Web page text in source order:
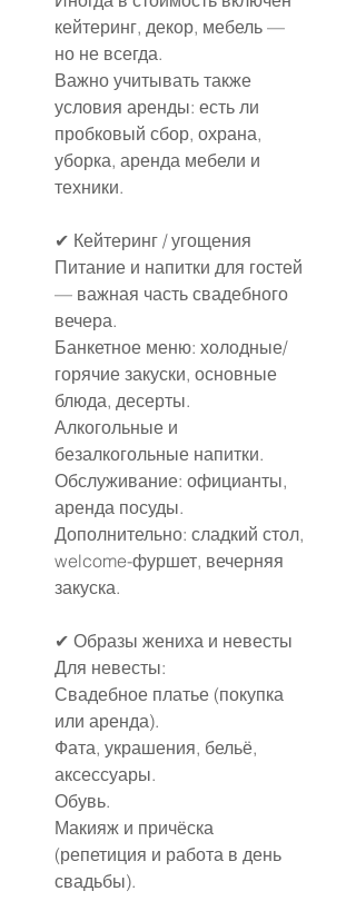
кейтеринг, декор, мебель —
но не всегда.
Важно учитывать также
условия аренды: есть ли
пробковый сбор, охрана,
уборка, аренда мебели и
техники.
✔ Кейтеринг / угощения
Питание и напитки для гостей
— важная часть свадебного
вечера.
Банкетное меню: холодные/
горячие закуски, основные
блюда, десерты.
Алкогольные и
безалкогольные напитки.
Обслуживание: официанты,
аренда посуды.
Дополнительно: сладкий стол,
welcome-фуршет, вечерняя
закуска.
✔ Образы жениха и невесты
Для невесты:
Свадебное платье (покупка
или аренда).
Фата, украшения, бельё,
аксессуары.
Обувь.
Макияж и причёска
(репетиция и работа в день
свадьбы).